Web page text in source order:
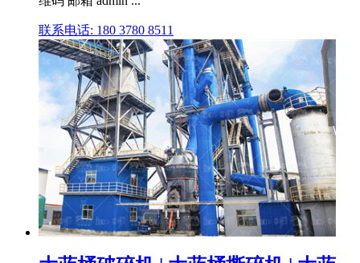
联系电话: 180 3780 8511